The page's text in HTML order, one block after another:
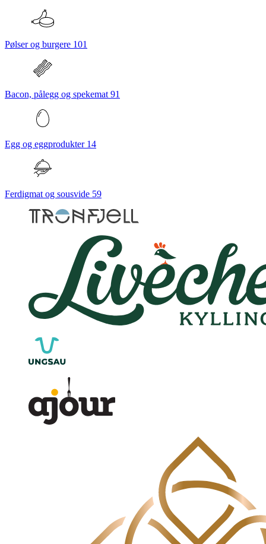
Pølser og burgere 101
Bacon, pålegg og spekemat 91
Egg og eggprodukter 14
Ferdigmat og sousvide 59